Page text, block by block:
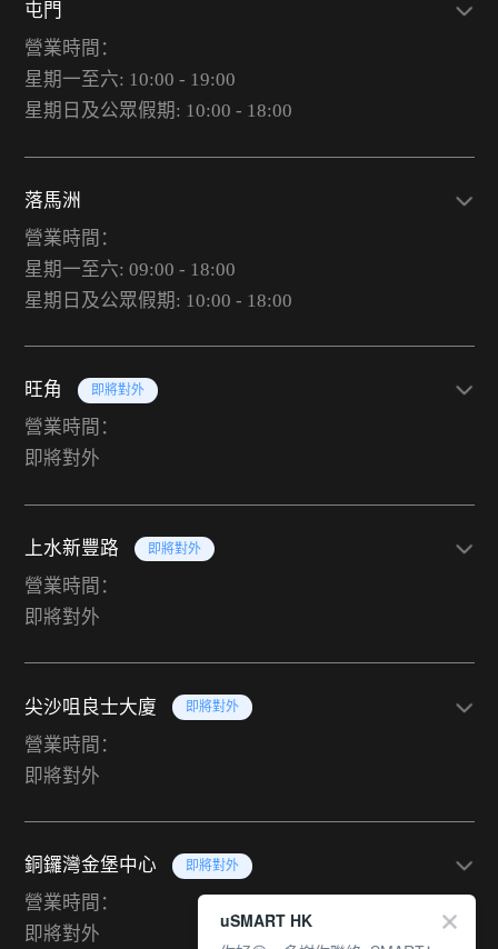
屯門
營業時間：
星期一至六: 10:00 - 19:00
星期日及公眾假期: 10:00 - 18:00
落馬洲
營業時間：
星期一至六: 09:00 - 18:00
星期日及公眾假期: 10:00 - 18:00
旺角 即將對外
營業時間：
即將對外
上水新豐路 即將對外
營業時間：
即將對外
尖沙咀良士大廈 即將對外
營業時間：
即將對外
銅鑼灣金堡中心 即將對外
營業時間：
即將對外
uSMART HK